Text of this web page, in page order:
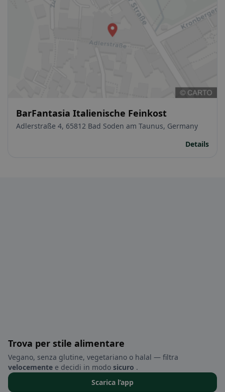
BarFantasia Italienische Feinkost
Adlerstraße 4, 65812 Bad Soden am Taunus, Germany
Details
Trova per stile alimentare
Vegano, senza glutine, vegetariano o halal — filtra
velocemente e decidi in modo sicuro .
Scarica l’app